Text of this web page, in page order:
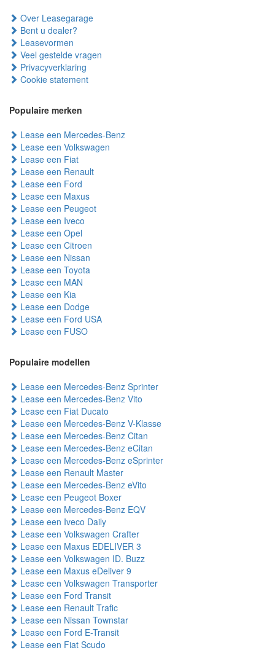
Over Leasegarage
Bent u dealer?
Leasevormen
Veel gestelde vragen
Privacyverklaring
Cookie statement
Populaire merken
Lease een Mercedes-Benz
Lease een Volkswagen
Lease een Fiat
Lease een Renault
Lease een Ford
Lease een Maxus
Lease een Peugeot
Lease een Iveco
Lease een Opel
Lease een Citroen
Lease een Nissan
Lease een Toyota
Lease een MAN
Lease een Kia
Lease een Dodge
Lease een Ford USA
Lease een FUSO
Populaire modellen
Lease een Mercedes-Benz Sprinter
Lease een Mercedes-Benz Vito
Lease een Fiat Ducato
Lease een Mercedes-Benz V-Klasse
Lease een Mercedes-Benz Citan
Lease een Mercedes-Benz eCitan
Lease een Mercedes-Benz eSprinter
Lease een Renault Master
Lease een Mercedes-Benz eVito
Lease een Peugeot Boxer
Lease een Mercedes-Benz EQV
Lease een Iveco Daily
Lease een Volkswagen Crafter
Lease een Maxus EDELIVER 3
Lease een Volkswagen ID. Buzz
Lease een Maxus eDeliver 9
Lease een Volkswagen Transporter
Lease een Ford Transit
Lease een Renault Trafic
Lease een Nissan Townstar
Lease een Ford E-Transit
Lease een Fiat Scudo